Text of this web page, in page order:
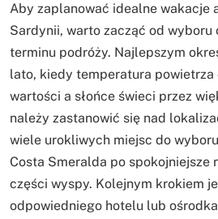
Aby zaplanować idealne wakacje
Sardynii, warto zacząć od wyboru
terminu podróży. Najlepszym
lato, kiedy temperatura powietrza
wartości a słońce świeci przez
należy zastanowić się nad
wiele urokliwych miejsc do
Costa Smeralda po spokojniejsze
części wyspy. Kolejnym krokiem
odpowiedniego hotelu lub